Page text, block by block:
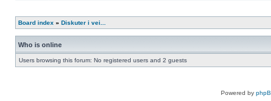
Board index » Diskuter i vei...
Who is online
Users browsing this forum: No registered users and 2 guests
Powered by